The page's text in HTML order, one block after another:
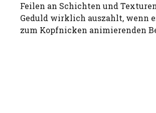
Feilen an Schichten und
Geduld wirklich auszahlt, wenn
zum Kopfnicken animierenden